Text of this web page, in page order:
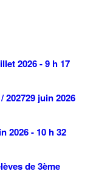
2026 - 9 h 17
202729 juin 2026
2026 - 10 h 32
de 3ème